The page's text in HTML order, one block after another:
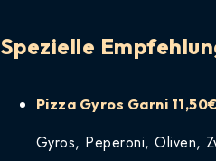
Spezielle
Pizza Gyros Garni
Gyros, Peperoni, Oliven,